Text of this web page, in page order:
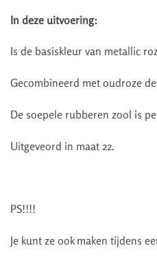
In deze uitvoering:
Is de basiskleur van metallic
Gecombineerd met oudroze
De soepele rubberen zool is
Uitgeveord in maat 22.
PS!!!!
Je kunt ze ook maken tijdens